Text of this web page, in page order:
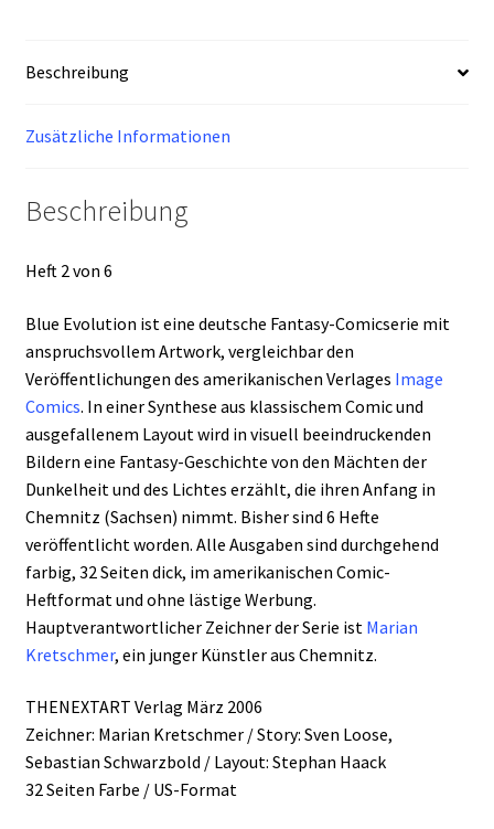
Beschreibung
Zusätzliche Informationen
Beschreibung
Heft 2 von 6
Blue Evolution ist eine deutsche Fantasy-Comicserie mit
anspruchsvollem Artwork, vergleichbar den
Veröffentlichungen des amerikanischen Verlages Image
Comics. In einer Synthese aus klassischem Comic und
ausgefallenem Layout wird in visuell beeindruckenden
Bildern eine Fantasy-Geschichte von den Mächten der
Dunkelheit und des Lichtes erzählt, die ihren Anfang in
Chemnitz (Sachsen) nimmt. Bisher sind 6 Hefte
veröffentlicht worden. Alle Ausgaben sind durchgehend
farbig, 32 Seiten dick, im amerikanischen Comic-
Heftformat und ohne lästige Werbung.
Hauptverantwortlicher Zeichner der Serie ist Marian
Kretschmer, ein junger Künstler aus Chemnitz.
THENEXTART Verlag März 2006
Zeichner: Marian Kretschmer / Story: Sven Loose,
Sebastian Schwarzbold / Layout: Stephan Haack
32 Seiten Farbe / US-Format